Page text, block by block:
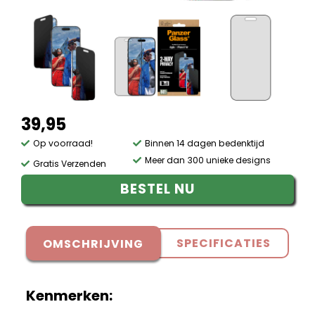
39,95
Op voorraad!
Gratis Verzenden
Binnen 14 dagen bedenktijd
Meer dan 300 unieke designs
BESTEL NU
OMSCHRIJVING SPECIFICATIES
Kenmerken: